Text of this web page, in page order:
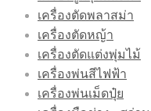
เครื่องตัดพลาสม่า
เครื่องตัดหญ้า
เครื่องตัดแต่งพุ่มไม้
เครื่องพ่นสีไฟฟ้า
เครื่องพ่นเม็ดปุ๋ย